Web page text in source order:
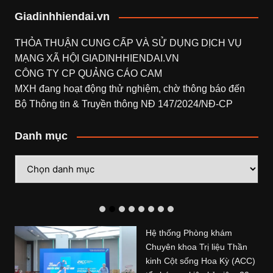
Giadinhhiendai.vn
THỎA THUẬN CUNG CẤP VÀ SỬ DỤNG DỊCH VỤ
MẠNG XÃ HỘI GIADINHHIENDAI.VN
CÔNG TY CP QUẢNG CÁO CAM
MXH đang hoạt động thử nghiệm, chờ thông báo đến
Bộ Thông tin & Truyền thông NĐ 147/2024/NĐ-CP
Danh mục
mục
Hệ thống Phòng khám
Chuyên khoa Trị liệu Thần
kinh Cột sống Hoa Kỳ (ACC)